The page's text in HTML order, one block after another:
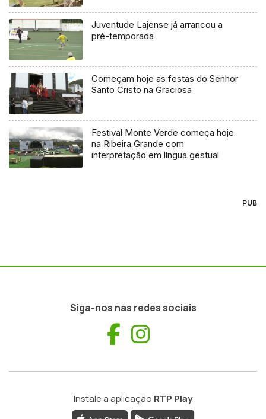
Juventude Lajense já arrancou a
pré-temporada
Começam hoje as festas do Senhor
Santo Cristo na Graciosa
Festival Monte Verde começa hoje
na Ribeira Grande com
interpretação em língua gestual
PUB
Siga-nos nas redes sociais
Facebook
Instale a aplicação RTP Play